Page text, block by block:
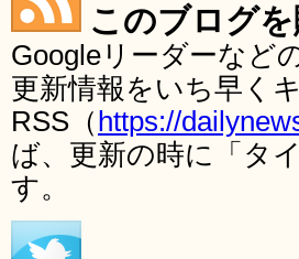
このブログ
Googleリーダーなど
更新情報をいち早く
RSS（https://
ば、更新の時に「タ
す。